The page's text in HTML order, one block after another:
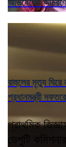
অভিষেকের
রাহুলের মৃত্যু ঘিরে
প্রধানমন্ত্রী
প্রাথমিক
ডেপুটি